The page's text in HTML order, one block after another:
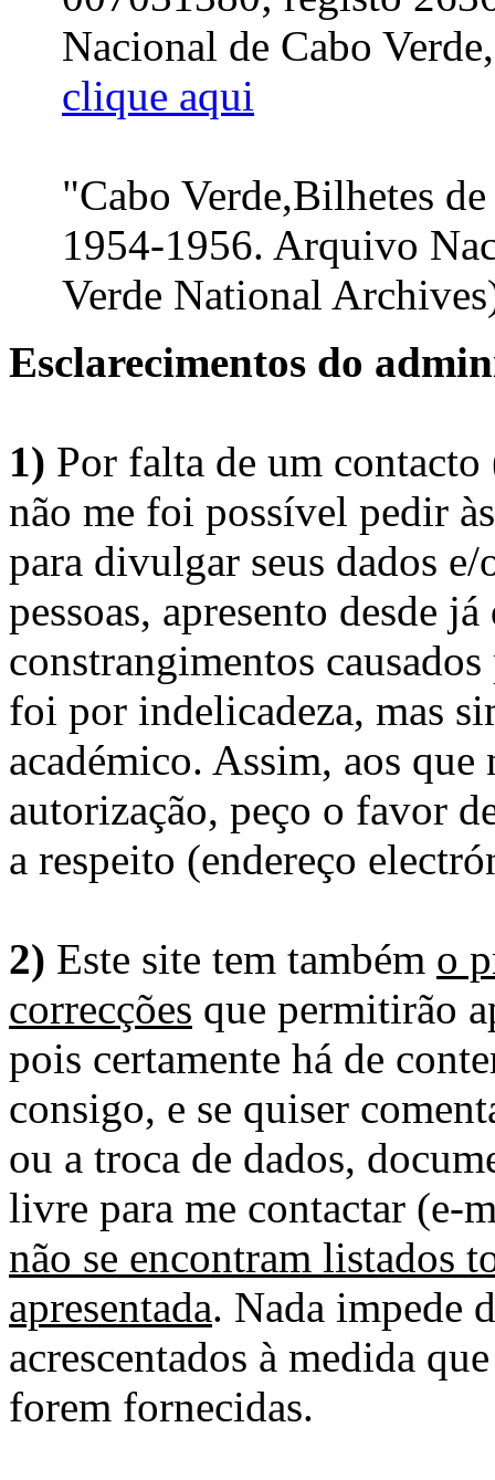
Nacional de Cabo
clique aqui
"Cabo Verde,Bilhetes
1954-1956. Arquivo
Verde National
Esclarecimentos do
1) Por falta de um
não me foi possível pedir
para divulgar seus dados
pessoas, apresento desde
constrangimentos
foi por indelicadeza, mas
académico. Assim, aos
autorização, peço o favor
a respeito (endereço
2) Este site tem também o
correcções que permitirão
pois certamente há de
consigo, e se quiser
ou a troca de dados,
livre para me contactar (e-
não se encontram listados
apresentada. Nada impede
acrescentados à medida
forem fornecidas.